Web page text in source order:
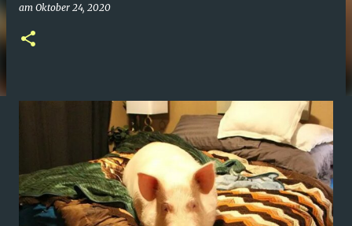
am Oktober 24, 2020